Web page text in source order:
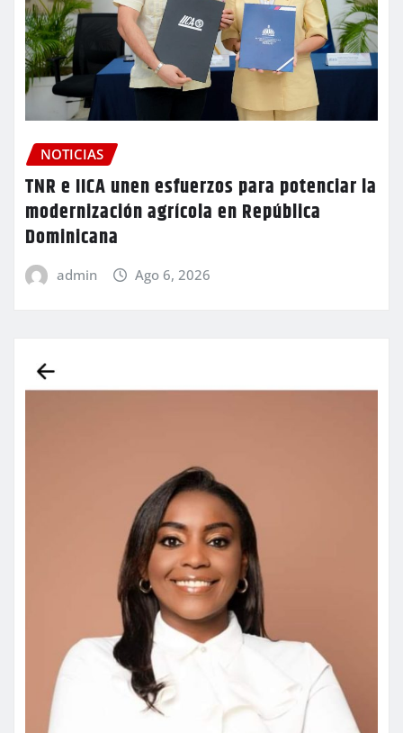
NOTICIAS
TNR e IICA unen esfuerzos para potenciar la
modernización agrícola en República
Dominicana
admin Ago 6, 2026